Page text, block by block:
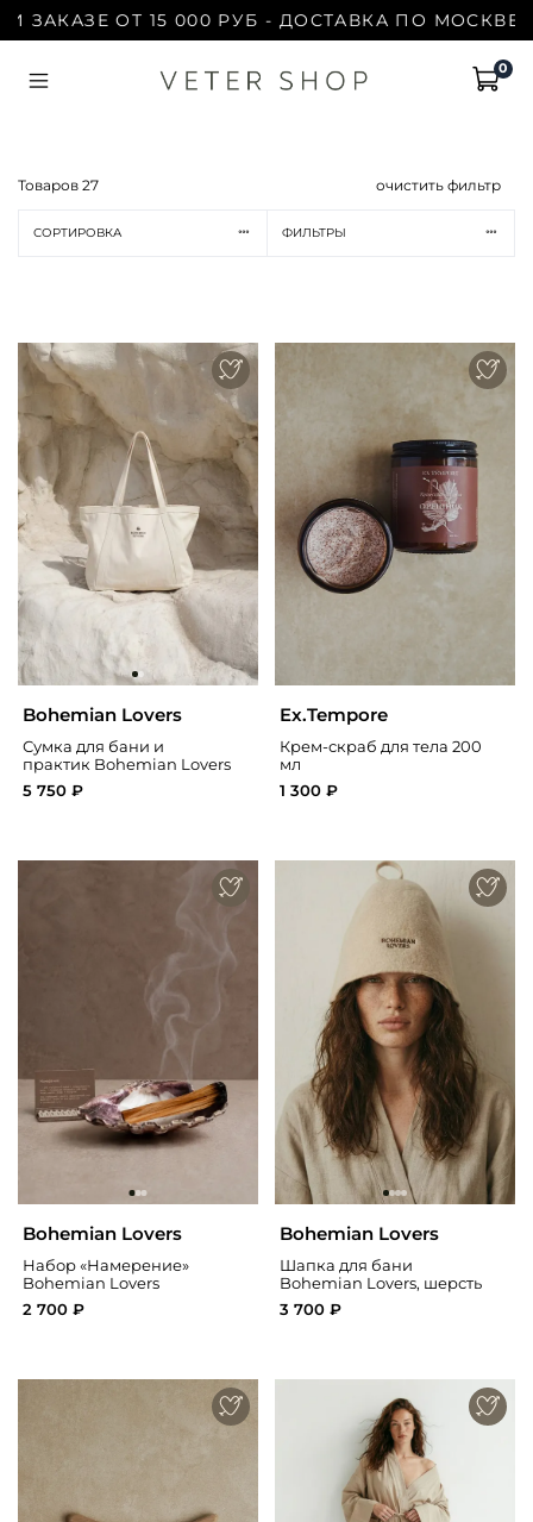
ОТ 15 000 РУБ - ДОСТАВКА ПО МОСКВЕ
0
Товаров 27 очистить фильтр
СОРТИРОВКА ФИЛЬТРЫ
Bohemian Lovers
Сумка для бани и
практик Bohemian Lovers
5 750 ₽
Ex.Tempore
Крем-скраб для тела 200
мл
1 300 ₽
Bohemian Lovers
Набор «Намерение»
Bohemian Lovers
2 700 ₽
Bohemian Lovers
Шапка для бани
Bohemian Lovers, шерсть
3 700 ₽